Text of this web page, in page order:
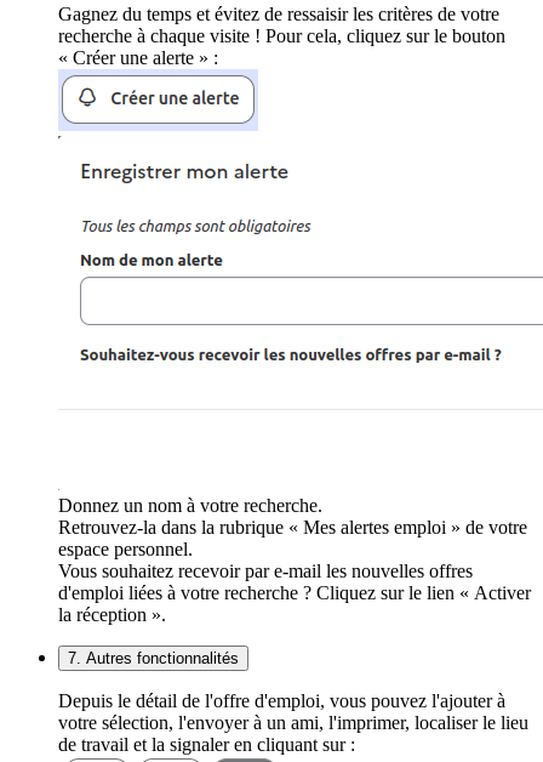
Gagnez du temps et évitez de ressaisir les critères de votre
recherche à chaque visite ! Pour cela, cliquez sur le bouton
« Créer une alerte » :
Donnez un nom à votre recherche.
Retrouvez-la dans la rubrique « Mes alertes emploi » de votre
espace personnel.
Vous souhaitez recevoir par e-mail les nouvelles offres
d'emploi liées à votre recherche ? Cliquez sur le lien « Activer
la réception ».
7. Autres fonctionnalités
Depuis le détail de l'offre d'emploi, vous pouvez l'ajouter à
votre sélection, l'envoyer à un ami, l'imprimer, localiser le lieu
de travail et la signaler en cliquant sur :